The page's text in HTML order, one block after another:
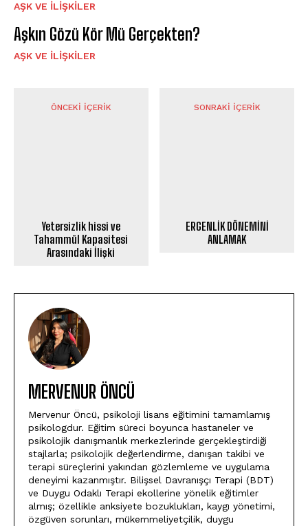
AŞK VE İLIŞKILER
Aşkın Gözü Kör Mü Gerçekten?
AŞK VE İLIŞKILER
ÖNCEKI İÇERIK
Yetersizlik hissi ve
Tahammül Kapasitesi
Arasındaki İlişki
SONRAKI İÇERIK
ERGENLİK DÖNEMİNİ
ANLAMAK
MERVENUR ÖNCÜ
Mervenur Öncü, psikoloji lisans eğitimini tamamlamış
psikologdur. Eğitim süreci boyunca hastaneler ve
psikolojik danışmanlık merkezlerinde gerçekleştirdiği
stajlarla; psikolojik değerlendirme, danışan takibi ve
terapi süreçlerini yakından gözlemleme ve uygulama
deneyimi kazanmıştır. Bilişsel Davranışçı Terapi (BDT)
ve Duygu Odaklı Terapi ekollerine yönelik eğitimler
almış; özellikle anksiyete bozuklukları, kaygı yönetimi,
özgüven sorunları, mükemmeliyetçilik, duygu